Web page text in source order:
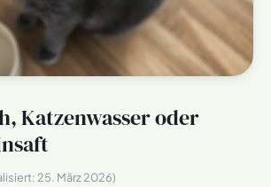
Katzenwasser oder
25. März 2026)